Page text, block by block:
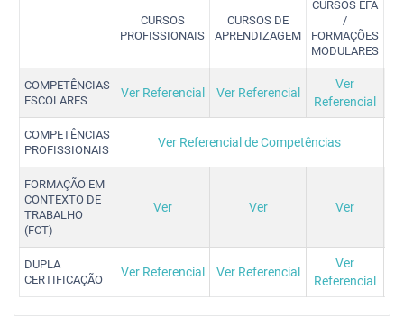
CURSOS
PROFISSIONAIS
CURSOS DE
APRENDIZAGEM
CURSOS EFA
/
FORMAÇÕES
MODULARES
COMPETÊNCIAS
ESCOLARES
Ver Referencial Ver Referencial
Ver
Referencial
COMPETÊNCIAS
PROFISSIONAIS
Ver Referencial de Competências
FORMAÇÃO EM
CONTEXTO DE
TRABALHO
(FCT)
Ver Ver Ver
DUPLA
CERTIFICAÇÃO
Ver Referencial Ver Referencial
Ver
Referencial